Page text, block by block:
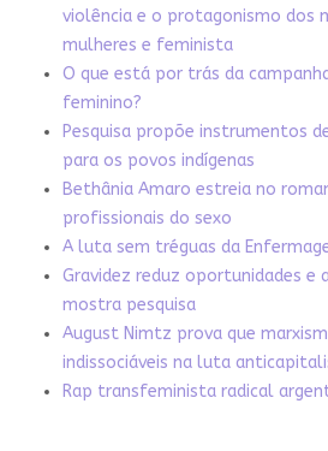
violência e o protagonismo dos
mulheres e feminista
O que está por trás da
feminino?
Pesquisa propõe instrumentos
para os povos indígenas
Bethânia Amaro estreia no
profissionais do sexo
A luta sem tréguas da
Gravidez reduz oportunidades e
mostra pesquisa
August Nimtz prova que
indissociáveis na luta
Rap transfeminista radical